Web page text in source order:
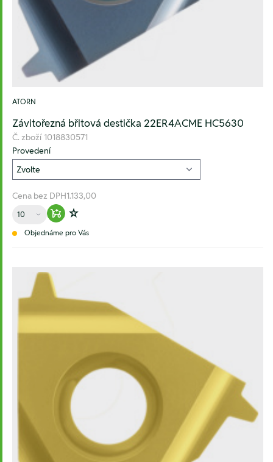
ATORN
Závitořezná břitová destička 22ER4ACME HC5630
Č. zboží 1018830571
Provedení
Cena bez DPH1.133,00
Množství
Warenkorb hinzufügen
Zur Wunschliste hinzufügen
Objednáme pro Vás